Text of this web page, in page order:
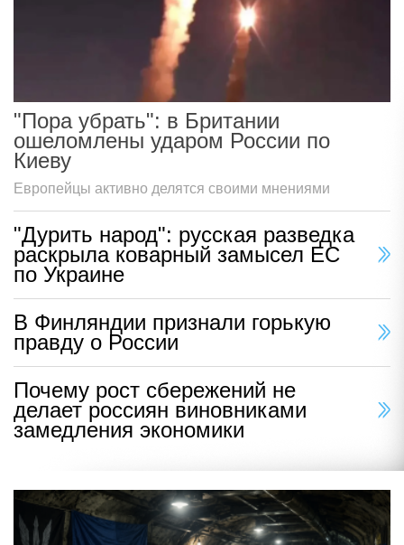
"Пора убрать": в Британии
ошеломлены ударом России по
Киеву
Европейцы активно делятся своими мнениями
"Дурить народ": русская разведка
раскрыла коварный замысел ЕС
по Украине
В Финляндии признали горькую
правду о России
Почему рост сбережений не
делает россиян виновниками
замедления экономики